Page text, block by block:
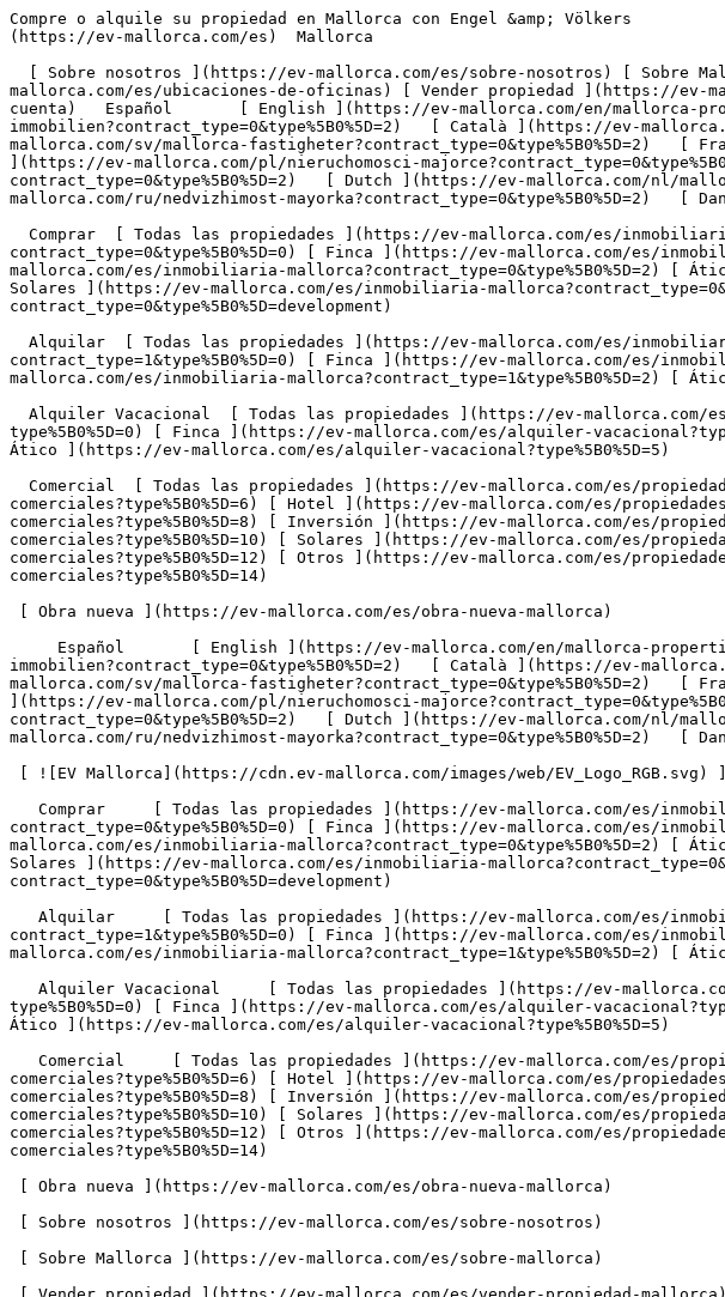
Compre o alquile su propiedad en Mallorca con Engel &amp; Völkers                [ ![EV Mallorca](https://cdn.ev-mallorca.com/images/web/EV_Logo_RGB.svg) ](https://ev-mallorca.com/es)  Mallorca  

  [ Sobre nosotros ](https://ev-mallorca.com/es/sobre-nosotros) [ Sobre Mallorca ](https://ev-mallorca.com/es/sobre-mallorca) [ Contacto ](https://ev-mallorca.com/es/ubicaciones-de-oficinas) [ Vender propiedad ](https://ev-mallorca.com/es/vender-propiedad-mallorca) [    Mi cuenta  ](https://ev-mallorca.com/es/mi-cuenta)   Español       [ English ](https://ev-mallorca.com/en/mallorca-properties?contract_type=0&type%5B0%5D=2)    [ Deutsch ](https://ev-mallorca.com/de/mallorca-immobilien?contract_type=0&type%5B0%5D=2)   [ Català ](https://ev-mallorca.com/ca/immobiliaria-mallorca?contract_type=0&type%5B0%5D=2)   [ Svenska ](https://ev-mallorca.com/sv/mallorca-fastigheter?contract_type=0&type%5B0%5D=2)   [ Français ](https://ev-mallorca.com/fr/biens-majorque?contract_type=0&type%5B0%5D=2)   [ Polski ](https://ev-mallorca.com/pl/nieruchomosci-majorce?contract_type=0&type%5B0%5D=2)   [ Italiano ](https://ev-mallorca.com/it/immobiliare-maiorca?contract_type=0&type%5B0%5D=2)   [ Dutch ](https://ev-mallorca.com/nl/mallorca-eigendommen?contract_type=0&type%5B0%5D=2)   [ Русский ](https://ev-mallorca.com/ru/nedvizhimost-mayorka?contract_type=0&type%5B0%5D=2)   [ Dansk ](https://ev-mallorca.com/da/ejendom-mallorca?contract_type=0&type%5B0%5D=2)   

  Comprar  [ Todas las propiedades ](https://ev-mallorca.com/es/inmobiliaria-mallorca?contract_type=0) [ Casa ](https://ev-mallorca.com/es/inmobiliaria-mallorca?contract_type=0&type%5B0%5D=0) [ Finca ](https://ev-mallorca.com/es/inmobiliaria-mallorca?contract_type=0&type%5B0%5D=1) [ Apartamento ](https://ev-mallorca.com/es/inmobiliaria-mallorca?contract_type=0&type%5B0%5D=2) [ Ático ](https://ev-mallorca.com/es/inmobiliaria-mallorca?contract_type=0&type%5B0%5D=5) [ Solares ](https://ev-mallorca.com/es/inmobiliaria-mallorca?contract_type=0&type%5B0%5D=3) [ Obra nueva ](https://ev-mallorca.com/es/inmobiliaria-mallorca?contract_type=0&type%5B0%5D=development) 

  Alquilar  [ Todas las propiedades ](https://ev-mallorca.com/es/inmobiliaria-mallorca?contract_type=1) [ Casa ](https://ev-mallorca.com/es/inmobiliaria-mallorca?contract_type=1&type%5B0%5D=0) [ Finca ](https://ev-mallorca.com/es/inmobiliaria-mallorca?contract_type=1&type%5B0%5D=1) [ Apartamento ](https://ev-mallorca.com/es/inmobiliaria-mallorca?contract_type=1&type%5B0%5D=2) [ Ático ](https://ev-mallorca.com/es/inmobiliaria-mallorca?contract_type=1&type%5B0%5D=5) 

  Alquiler Vacacional  [ Todas las propiedades ](https://ev-mallorca.com/es/alquiler-vacacional) [ Casa ](https://ev-mallorca.com/es/alquiler-vacacional?type%5B0%5D=0) [ Finca ](https://ev-mallorca.com/es/alquiler-vacacional?type%5B0%5D=1) [ Apartamento ](https://ev-mallorca.com/es/alquiler-vacacional?type%5B0%5D=2) [ Ático ](https://ev-mallorca.com/es/alquiler-vacacional?type%5B0%5D=5) 

  Comercial  [ Todas las propiedades ](https://ev-mallorca.com/es/propiedades-comerciales) [ Agricultura y bosques ](https://ev-mallorca.com/es/propiedades-comerciales?type%5B0%5D=6) [ Hotel ](https://ev-mallorca.com/es/propiedades-comerciales?type%5B0%5D=7) [ Industria ](https://ev-mallorca.com/es/propiedades-comerciales?type%5B0%5D=8) [ Inversión ](https://ev-mallorca.com/es/propiedades-comerciales?type%5B0%5D=9) [ Gastronomía ](https://ev-mallorca.com/es/propiedades-comerciales?type%5B0%5D=10) [ Solares ](https://ev-mallorca.com/es/propiedades-comerciales?type%5B0%5D=11) [ Oficina ](https://ev-mallorca.com/es/propiedades-comerciales?type%5B0%5D=12) [ Otros ](https://ev-mallorca.com/es/propiedades-comerciales?type%5B0%5D=13) [ Tienda ](https://ev-mallorca.com/es/propiedades-comerciales?type%5B0%5D=14) 

 [ Obra nueva ](https://ev-mallorca.com/es/obra-nueva-mallorca) 

     Español       [ English ](https://ev-mallorca.com/en/mallorca-properties?contract_type=0&type%5B0%5D=2)    [ Deutsch ](https://ev-mallorca.com/de/mallorca-immobilien?contract_type=0&type%5B0%5D=2)   [ Català ](https://ev-mallorca.com/ca/immobiliaria-mallorca?contract_type=0&type%5B0%5D=2)   [ Svenska ](https://ev-mallorca.com/sv/mallorca-fastigheter?contract_type=0&type%5B0%5D=2)   [ Français ](https://ev-mallorca.com/fr/biens-majorque?contract_type=0&type%5B0%5D=2)   [ Polski ](https://ev-mallorca.com/pl/nieruchomosci-majorce?contract_type=0&type%5B0%5D=2)   [ Italiano ](https://ev-mallorca.com/it/immobiliare-maiorca?contract_type=0&type%5B0%5D=2)   [ Dutch ](https://ev-mallorca.com/nl/mallorca-eigendommen?contract_type=0&type%5B0%5D=2)   [ Русский ](https://ev-mallorca.com/ru/